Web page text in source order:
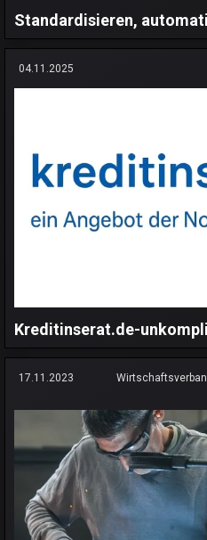
Standardisieren,
04.11.2025
Kreditinserat.de-
17.11.2023